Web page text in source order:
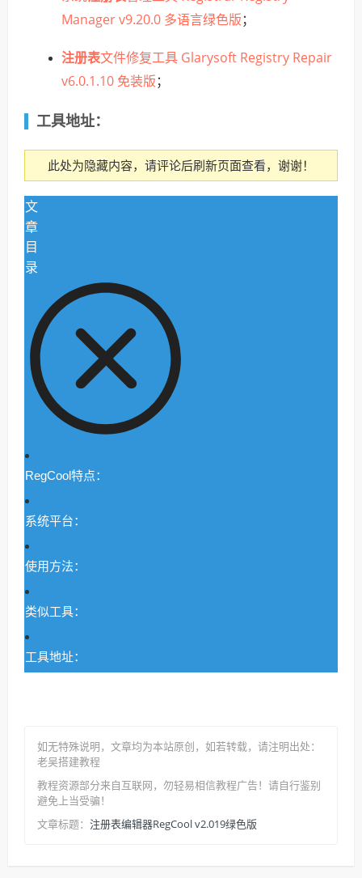
Manager v9.20.0 多语言绿色版 ；
注册表文件修复工具 Glarysoft Registry Repair
v6.0.1.10 免装版 ；
工具地址：
此处为隐藏内容，请评论后刷新页面查看，谢谢！
文
章
目
录
RegCool特点：
系统平台：
使用方法：
类似工具：
工具地址：
如无特殊说明，文章均为本站原创 ，如若转载，请注明出处：
老吴搭建教程
教程资源部分来自互联网，勿轻易相信教程广告！请自行鉴别
避免上当受骗！
文章标题： 注册表编辑器RegCool v2.019绿色版